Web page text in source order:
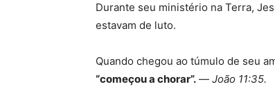
Durante seu ministério na Terra,
estavam de luto.
Quando chegou ao túmulo de seu
“começou a chorar”. — João 11:35.